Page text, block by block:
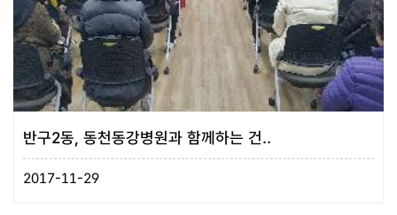
반구2동, 동천동강병원과 함께하는 건..
2017-11-29